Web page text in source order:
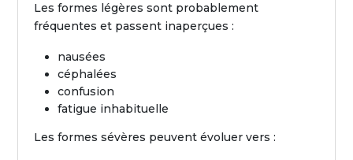
Les formes légères sont probablement
fréquentes et passent inaperçues :
nausées
céphalées
confusion
fatigue inhabituelle
Les formes sévères peuvent évoluer vers :